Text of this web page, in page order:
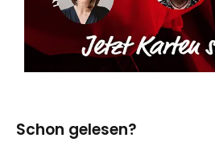
Schon gelesen?